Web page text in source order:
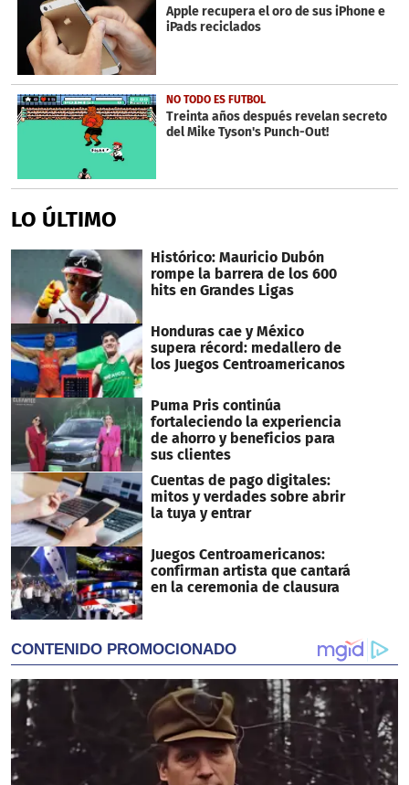
Apple recupera el oro de sus iPhone e
iPads reciclados
NO TODO ES FUTBOL
Treinta años después revelan secreto
del Mike Tyson's Punch-Out!
LO ÚLTIMO
Histórico: Mauricio Dubón
rompe la barrera de los 600
hits en Grandes Ligas
Honduras cae y México
supera récord: medallero de
los Juegos Centroamericanos
Puma Pris continúa
fortaleciendo la experiencia
de ahorro y beneficios para
sus clientes
Cuentas de pago digitales:
mitos y verdades sobre abrir
la tuya y entrar
Juegos Centroamericanos:
confirman artista que cantará
en la ceremonia de clausura